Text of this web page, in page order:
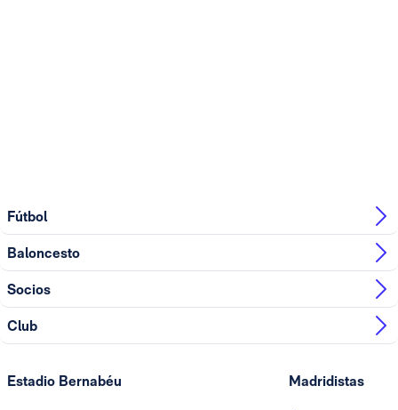
Fútbol
Baloncesto
Socios
Club
Estadio Bernabéu Madridistas